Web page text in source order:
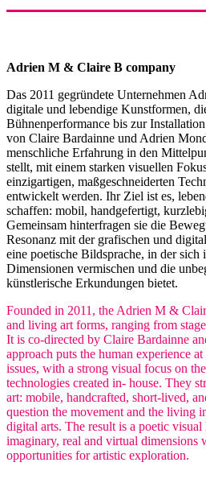
Adrien M & Claire B company
Das 2011 gegründete Unternehmen
digitale und lebendige Kunstformen,
Bühnenperformance bis zur
von Claire Bardainne und Adrien
menschliche Erfahrung in den
stellt, mit einem starken visuellen
einzigartigen, maßgeschneiderten
entwickelt werden. Ihr Ziel ist es,
schaffen: mobil, handgefertigt,
Gemeinsam hinterfragen sie die
Resonanz mit der grafischen und
eine poetische Bildsprache, in der
Dimensionen vermischen und die
künstlerische Erkundungen bietet.
Founded in 2011, the Adrien M &
and living art forms, ranging from
It is co-directed by Claire Bardainne
approach puts the human experience
issues, with a strong visual focus on
technologies created in- house. They
art: mobile, handcrafted, short-lived,
question the movement and the living
digital arts. The result is a poetic
imaginary, real and virtual dimensions
opportunities for artistic exploration.